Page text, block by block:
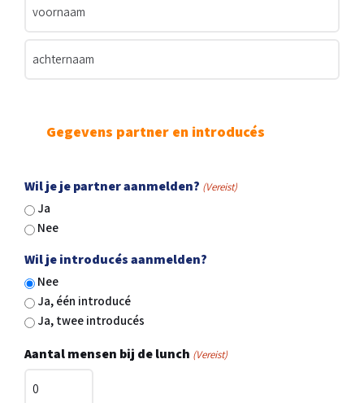
Gegevens partner en introducés
Wil je je partner aanmelden? (Vereist)
Ja
Nee
Wil je introducés aanmelden?
Nee
Ja, één introducé
Ja, twee introducés
Aantal mensen bij de lunch (Vereist)